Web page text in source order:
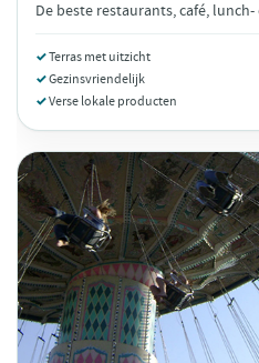
De beste restaurants, café,
Terras met uitzicht
Gezinsvriendelijk
Verse lokale producten